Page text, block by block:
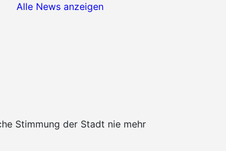
Alle News anzeigen
Stimmung der Stadt nie mehr